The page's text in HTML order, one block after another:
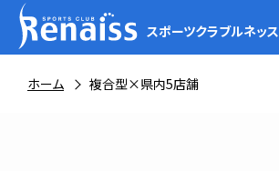
スポーツクラブルネッス
ホーム 複合型×県内5店舗